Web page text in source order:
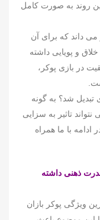
روند به صورت کامل
داند که برای آن
و پویایی داشته
در بازی پوکر،
تبدیل شد؟ به گونه
تاثیر به سزایی
ادامه با ما همراه
ذهنی داشته
ویژگی پوکر بازان